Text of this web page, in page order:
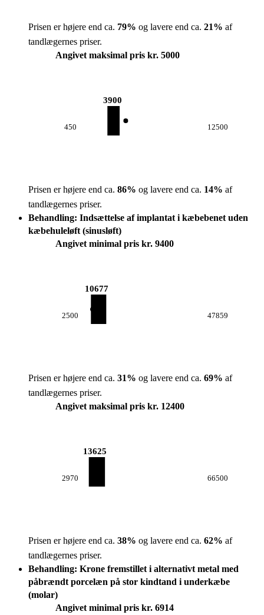
Prisen er højere end ca. 79% og lavere end ca. 21% af
tandlægernes priser.
Angivet maksimal pris kr. 5000
450
3900
12500
Prisen er højere end ca. 86% og lavere end ca. 14% af
tandlægernes priser.
Behandling: Indsættelse af implantat i kæbebenet uden
kæbehuleløft (sinusløft)
Angivet minimal pris kr. 9400
2500
10677
47859
Prisen er højere end ca. 31% og lavere end ca. 69% af
tandlægernes priser.
Angivet maksimal pris kr. 12400
2970
13625
66500
Prisen er højere end ca. 38% og lavere end ca. 62% af
tandlægernes priser.
Behandling: Krone fremstillet i alternativt metal med
påbrændt porcelæn på stor kindtand i underkæbe
(molar)
Angivet minimal pris kr. 6914